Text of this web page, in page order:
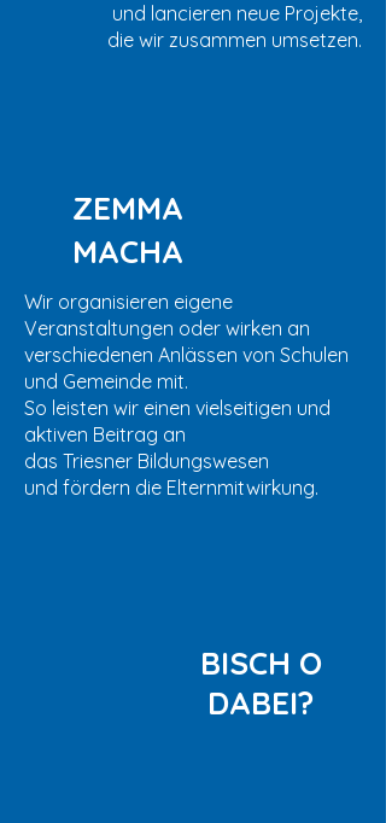
und lancieren neue Projekte,
die wir zusammen umsetzen.
ZEMMA
MACHA
Wir organisieren eigene
Veranstaltungen oder wirken an
verschiedenen Anlässen von Schulen
und Gemeinde mit.
So leisten wir einen vielseitigen und
aktiven Beitrag an
das Triesner Bildungswesen
und fördern die Elternmitwirkung.
BISCH O
DABEI?